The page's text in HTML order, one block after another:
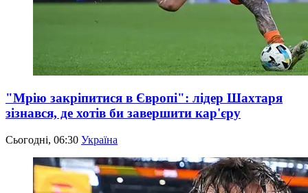
"Мрію закріпитися в Європі": лідер Шахтаря
зізнався, де хотів би завершити кар'єру
Сьогодні, 06:30 Україна